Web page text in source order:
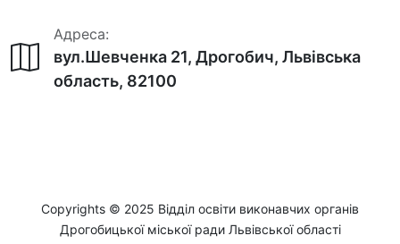
Адреса:
вул.Шевченка 21, Дрогобич, Львівська
область, 82100
Copyrights © 2025 Відділ освіти виконавчих органів
Дрогобицької міської ради Львівської області